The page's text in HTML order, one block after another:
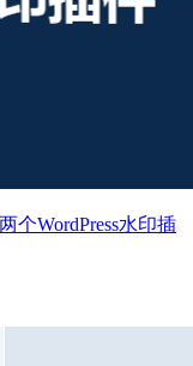
个WordPress水印插